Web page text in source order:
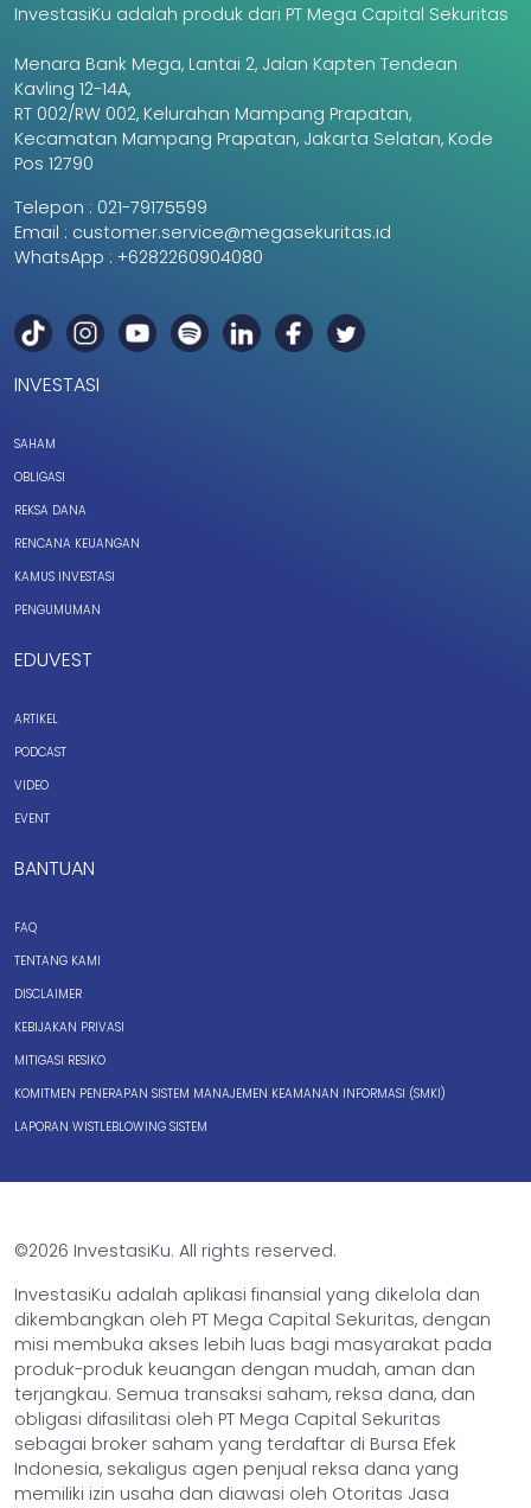
InvestasiKu adalah produk dari PT Mega Capital Sekuritas
Menara Bank Mega, Lantai 2, Jalan Kapten Tendean
Kavling 12-14A,
RT 002/RW 002, Kelurahan Mampang Prapatan,
Kecamatan Mampang Prapatan, Jakarta Selatan, Kode
Pos 12790
Telepon : 021-79175599
Email : customer.service@megasekuritas.id
WhatsApp : +6282260904080
INVESTASI
SAHAM
OBLIGASI
REKSA DANA
RENCANA KEUANGAN
KAMUS INVESTASI
PENGUMUMAN
EDUVEST
ARTIKEL
PODCAST
VIDEO
EVENT
BANTUAN
FAQ
TENTANG KAMI
DISCLAIMER
KEBIJAKAN PRIVASI
MITIGASI RESIKO
KOMITMEN PENERAPAN SISTEM MANAJEMEN KEAMANAN INFORMASI (SMKI)
LAPORAN WISTLEBLOWING SISTEM
©2026 InvestasiKu. All rights reserved.
InvestasiKu adalah aplikasi finansial yang dikelola dan
dikembangkan oleh PT Mega Capital Sekuritas, dengan
misi membuka akses lebih luas bagi masyarakat pada
produk-produk keuangan dengan mudah, aman dan
terjangkau. Semua transaksi saham, reksa dana, dan
obligasi difasilitasi oleh PT Mega Capital Sekuritas
sebagai broker saham yang terdaftar di Bursa Efek
Indonesia, sekaligus agen penjual reksa dana yang
memiliki izin usaha dan diawasi oleh Otoritas Jasa